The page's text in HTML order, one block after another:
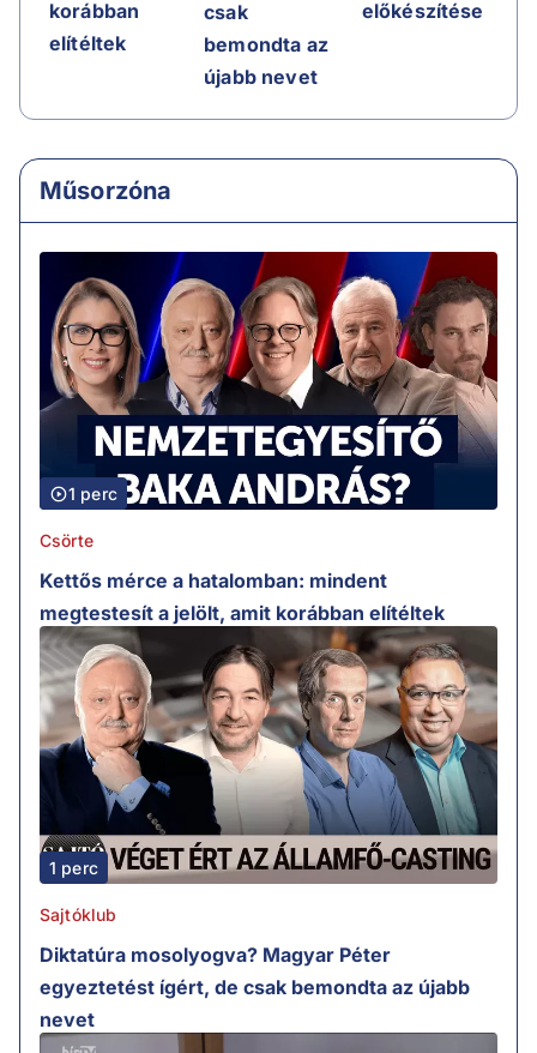
korábban
elítéltek
csak
bemondta az
újabb nevet
előkészítése
Műsorzóna
1 perc
Csörte
Kettős mérce a hatalomban: mindent
megtestesít a jelölt, amit korábban elítéltek
1 perc
Sajtóklub
Diktatúra mosolyogva? Magyar Péter
egyeztetést ígért, de csak bemondta az újabb
nevet